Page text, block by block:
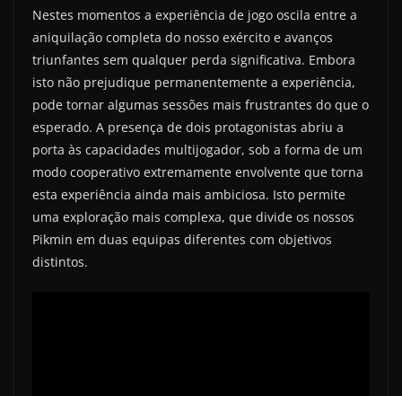
Nestes momentos a experiência de jogo oscila entre a
aniquilação completa do nosso exército e avanços
triunfantes sem qualquer perda significativa. Embora
isto não prejudique permanentemente a experiência,
pode tornar algumas sessões mais frustrantes do que o
esperado. A presença de dois protagonistas abriu a
porta às capacidades multijogador, sob a forma de um
modo cooperativo extremamente envolvente que torna
esta experiência ainda mais ambiciosa. Isto permite
uma exploração mais complexa, que divide os nossos
Pikmin em duas equipas diferentes com objetivos
distintos.